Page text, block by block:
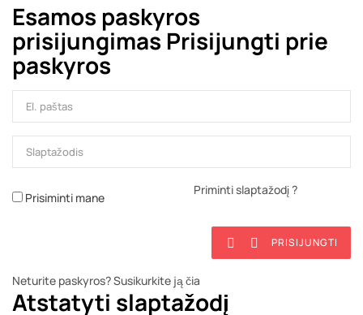
Esamos paskyros
prisijungimas Prisijungti prie
paskyros
Prisiminti mane
Priminti slaptažodį ?
  PRISIJUNGTI
Neturite paskyros? Susikurkite ją čia
Atstatyti slaptažodį